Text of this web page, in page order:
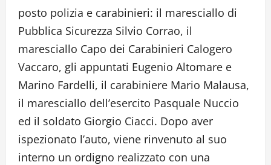
posto polizia e carabinieri: il maresciallo di
Pubblica Sicurezza Silvio Corrao, il
maresciallo Capo dei Carabinieri Calogero
Vaccaro, gli appuntati Eugenio Altomare e
Marino Fardelli, il carabiniere Mario Malausa,
il maresciallo dell’esercito Pasquale Nuccio
ed il soldato Giorgio Ciacci. Dopo aver
ispezionato l’auto, viene rinvenuto al suo
interno un ordigno realizzato con una